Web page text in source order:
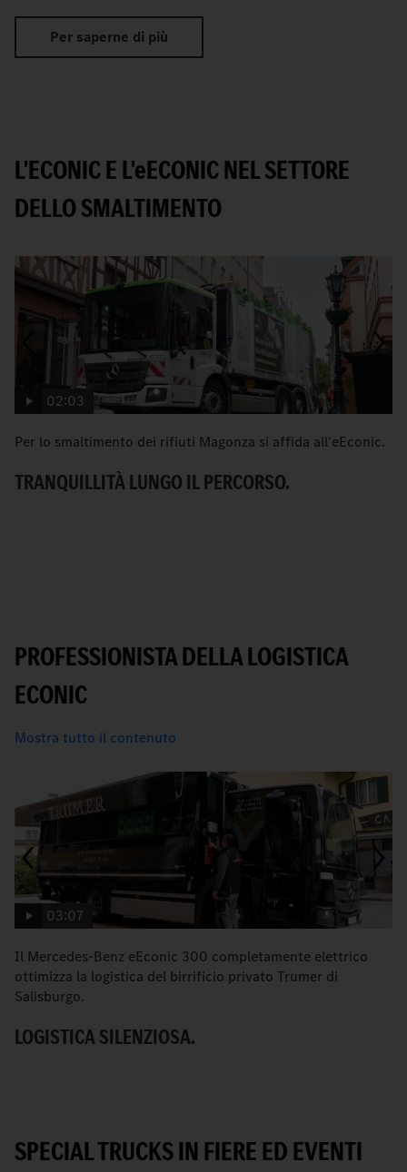
Per saperne di più
L'ECONIC E L'eECONIC NEL SETTORE
DELLO SMALTIMENTO
02:03
Per lo smaltimento dei rifiuti Magonza si affida all'eEconic.
TRANQUILLITÀ LUNGO IL PERCORSO.
PROFESSIONISTA DELLA LOGISTICA
ECONIC
Mostra tutto il contenuto
03:07
Il Mercedes-Benz eEconic 300 completamente elettrico
ottimizza la logistica del birrificio privato Trumer di
Salisburgo.
LOGISTICA SILENZIOSA.
SPECIAL TRUCKS IN FIERE ED EVENTI